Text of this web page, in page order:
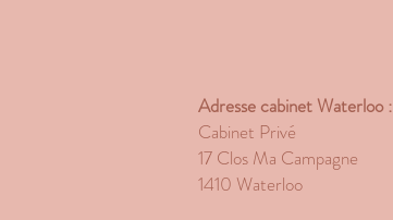
Adresse cabinet Waterloo :
Cabinet Privé
17 Clos Ma Campagne
1410 Waterloo